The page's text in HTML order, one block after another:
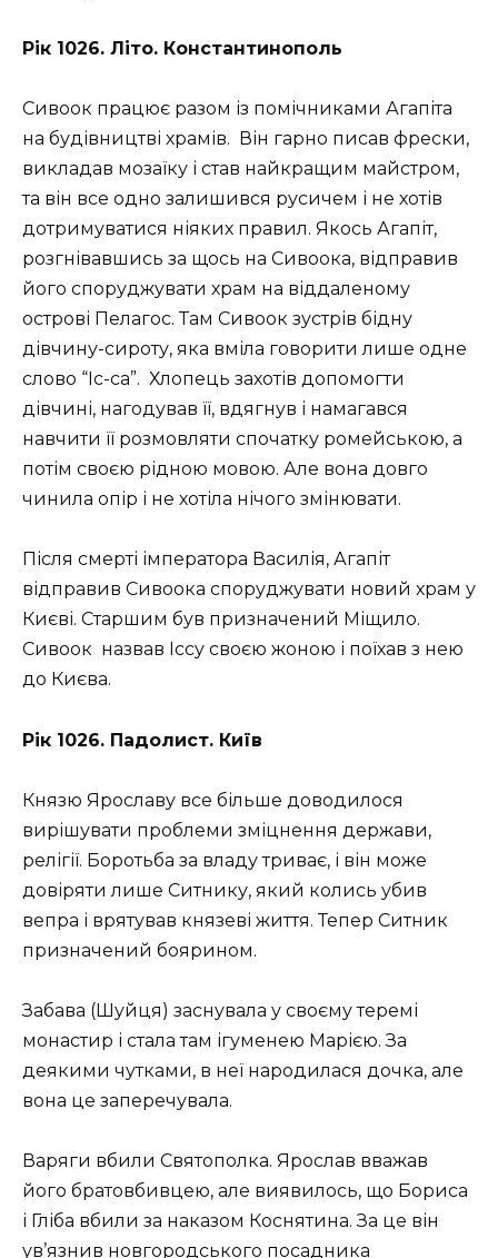
Рік 1026. Літо. Константинополь
Сивоок працює разом із помічниками Агапіта
на будівництві храмів. Він гарно писав фрески,
викладав мозаїку і став найкращим майстром,
та він все одно залишився русичем і не хотів
дотримуватися ніяких правил. Якось Агапіт,
розгнівавшись за щось на Сивоока, відправив
його споруджувати храм на віддаленому
острові Пелагос. Там Сивоок зустрів бідну
дівчину-сироту, яка вміла говорити лише одне
слово “Іс-са”. Хлопець захотів допомогти
дівчині, нагодував її, вдягнув і намагався
навчити її розмовляти спочатку ромейською, а
потім своєю рідною мовою. Але вона довго
чинила опір і не хотіла нічого змінювати.
Після смерті імператора Василія, Агапіт
відправив Сивоока споруджувати новий храм у
Києві. Старшим був призначений Міщило.
Сивоок назвав Іссу своєю жоною і поїхав з нею
до Києва.
Рік 1026. Падолист. Київ
Князю Ярославу все більше доводилося
вирішувати проблеми зміцнення держави,
релігії. Боротьба за владу триває, і він може
довіряти лише Ситнику, який колись убив
вепра і врятував князеві життя. Тепер Ситник
призначений боярином.
Забава (Шуйця) заснувала у своєму теремі
монастир і стала там ігуменею Марією. За
деякими чутками, в неї народилася дочка, але
вона це заперечувала.
Варяги вбили Святополка. Ярослав вважав
його братовбивцею, але виявилось, що Бориса
і Гліба вбили за наказом Коснятина. За це він
ув’язнив новгородського посадника